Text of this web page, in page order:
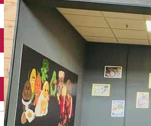
English
Închirieri auto
Închirieri biciclete
Încărcare vehicule electrice